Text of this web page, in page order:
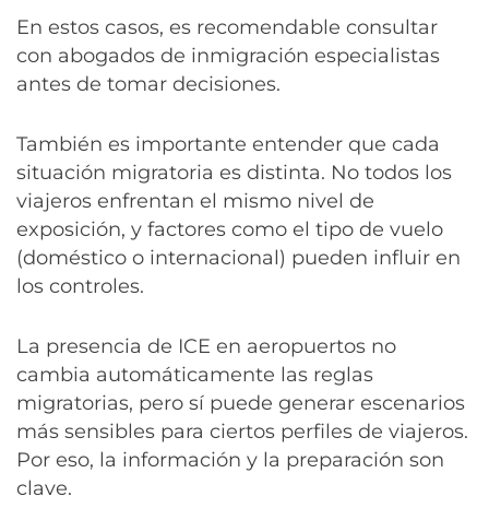
En estos casos, es recomendable consultar
con abogados de inmigración especialistas
antes de tomar decisiones.
También es importante entender que cada
situación migratoria es distinta. No todos los
viajeros enfrentan el mismo nivel de
exposición, y factores como el tipo de vuelo
(doméstico o internacional) pueden influir en
los controles.
La presencia de ICE en aeropuertos no
cambia automáticamente las reglas
migratorias, pero sí puede generar escenarios
más sensibles para ciertos perfiles de viajeros.
Por eso, la información y la preparación son
clave.